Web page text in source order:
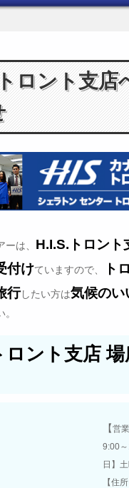
ロント支店
は、 H.I.S.トロント
付けていますので、
ト
行したい方は気候のい
ロント支店
【営
9:00
日】
【住